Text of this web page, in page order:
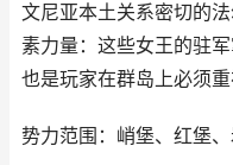
文尼亚本土关系密切的
素力量：这些女王的驻
也是玩家在群岛上必须重
势力范围：峭堡、红堡